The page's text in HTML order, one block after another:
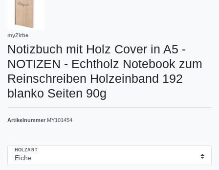
myZirbe
Notizbuch mit Holz Cover in A5 -
NOTIZEN - Echtholz Notebook zum
Reinschreiben Holzeinband 192
blanko Seiten 90g
Artikelnummer MY101454
HOLZART